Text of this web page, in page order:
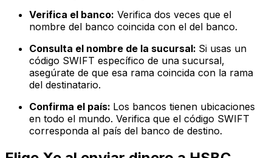
Verifica el banco: Verifica dos veces que el
nombre del banco coincida con el del banco.
Consulta el nombre de la sucursal: Si usas un
código SWIFT específico de una sucursal,
asegúrate de que esa rama coincida con la rama
del destinatario.
Confirma el país: Los bancos tienen ubicaciones
en todo el mundo. Verifica que el código SWIFT
corresponda al país del banco de destino.